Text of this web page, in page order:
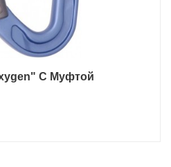
С Муфтой